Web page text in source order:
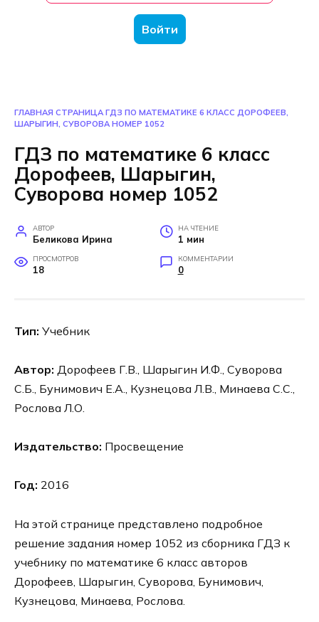
Войти
ГЛАВНАЯ СТРАНИЦА ГДЗ ПО МАТЕМАТИКЕ 6 КЛАСС ДОРОФЕЕВ,
ШАРЫГИН, СУВОРОВА НОМЕР 1052
ГДЗ по математике 6 класс
Дорофеев, Шарыгин,
Суворова номер 1052
АВТОР
Беликова Ирина
НА ЧТЕНИЕ
1 мин
ПРОСМОТРОВ
18
КОММЕНТАРИИ
0
Тип: Учебник
Автор: Дорофеев Г.В., Шарыгин И.Ф., Суворова
С.Б., Бунимович Е.А., Кузнецова Л.В., Минаева С.С.,
Рослова Л.О.
Издательство: Просвещение
Год: 2016
На этой странице представлено подробное
решение задания номер 1052 из сборника ГДЗ к
учебнику по математике 6 класс авторов
Дорофеев, Шарыгин, Суворова, Бунимович,
Кузнецова, Минаева, Рослова.